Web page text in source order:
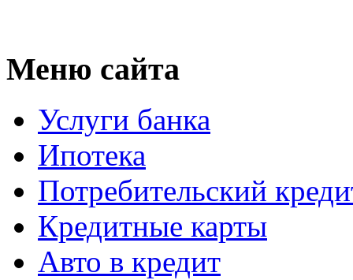
Меню сайта
Услуги банка
Ипотека
Потребительский
Кредитные карты
Авто в кредит